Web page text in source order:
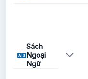
Sách
Ngoại
Ngữ